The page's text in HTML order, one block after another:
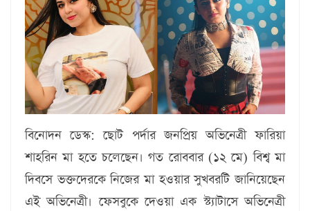
বিনোদন ডেস্ক: ছোট পর্দার জনপ্রিয় অভিনেত্রী ফারিয়া
শাহরিন মা হতে চলেছেন। গত রোববার (১২ মে) বিশ্ব মা
দিবসে ভক্তদেরকে নিজের মা হওয়ার সুখবরটি জানিয়েছেন
এই অভিনেত্রী। ফেসবুকে দেওয়া এক স্ট্যাটাসে অভিনেত্রী